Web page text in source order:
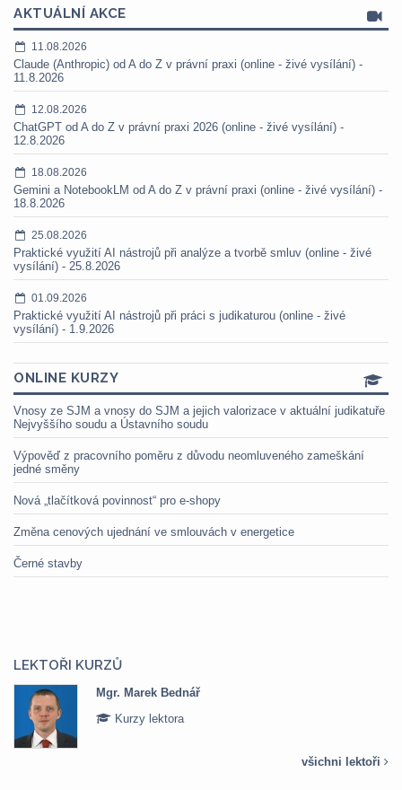
AKTUÁLNÍ AKCE
11.08.2026
Claude (Anthropic) od A do Z v právní praxi (online - živé vysílání) -
11.8.2026
12.08.2026
ChatGPT od A do Z v právní praxi 2026 (online - živé vysílání) -
12.8.2026
18.08.2026
Gemini a NotebookLM od A do Z v právní praxi (online - živé vysílání) -
18.8.2026
25.08.2026
Praktické využití AI nástrojů při analýze a tvorbě smluv (online - živé
vysílání) - 25.8.2026
01.09.2026
Praktické využití AI nástrojů při práci s judikaturou (online - živé
vysílání) - 1.9.2026
ONLINE KURZY
Vnosy ze SJM a vnosy do SJM a jejich valorizace v aktuální judikatuře
Nejvyššího soudu a Ústavního soudu
Výpověď z pracovního poměru z důvodu neomluveného zameškání
jedné směny
Nová „tlačítková povinnost“ pro e-shopy
Změna cenových ujednání ve smlouvách v energetice
Černé stavby
LEKTOŘI KURZŮ
Mgr. Marek Bednář
Kurzy lektora
všichni lektoři